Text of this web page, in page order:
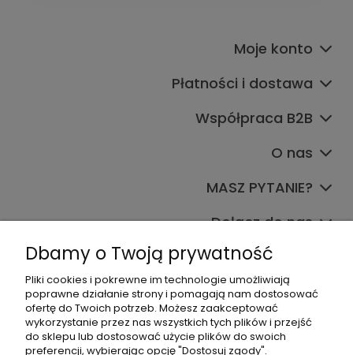
Moje konto
Płatności i dostawa
Współpraca B2B
O nas
MASZ PYTANIE?
Dołącz do nas
+48 570 367 989
Dbamy o Twoją prywatność
Pliki cookies i pokrewne im technologie umożliwiają
poprawne działanie strony i pomagają nam dostosować
ofertę do Twoich potrzeb. Możesz zaakceptować
wykorzystanie przez nas wszystkich tych plików i przejść
do sklepu lub dostosować użycie plików do swoich
preferencji, wybierając opcję "Dostosuj zgody".